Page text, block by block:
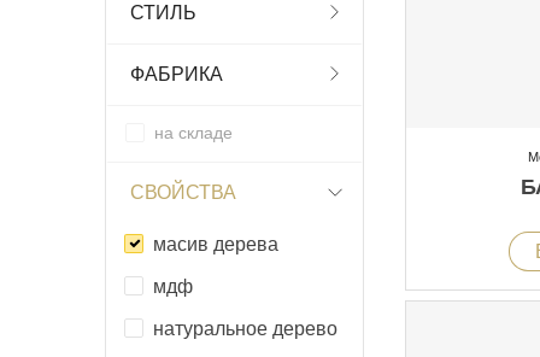
СТИЛЬ
ФАБРИКА
на складе
СВОЙСТВА
масив дерева
мдф
натуральное дерево